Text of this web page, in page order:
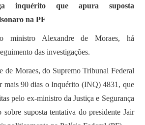
inquérito que apura suposta
na PF
ministro Alexandre de Moraes, há
das investigações.
de Moraes, do Supremo Tribunal Federal
mais 90 dias o Inquérito (INQ) 4831, que
pelo ex-ministro da Justiça e Segurança
suposta tentativa do presidente Jair